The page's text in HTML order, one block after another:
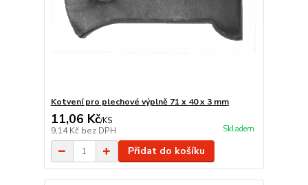
Kotvení pro plechové výplně 71 x 40 x 3 mm
11,06 Kč/KS
9,14 Kč bez DPH Skladem
Přidat do košíku